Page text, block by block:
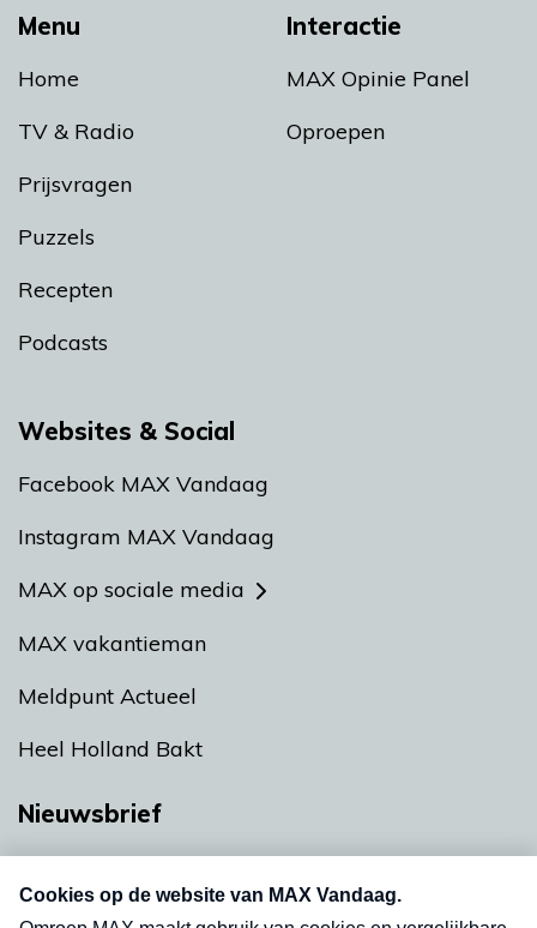
Menu
Home
TV & Radio
Prijsvragen
Puzzels
Recepten
Podcasts
Interactie
MAX Opinie Panel
Oproepen
Websites & Social
Facebook MAX Vandaag
Instagram MAX Vandaag
MAX op sociale media
MAX vakantieman
Meldpunt Actueel
Heel Holland Bakt
Nieuwsbrief
nieuwsbrief. Elke vrijdag- en dinsdagochtend in